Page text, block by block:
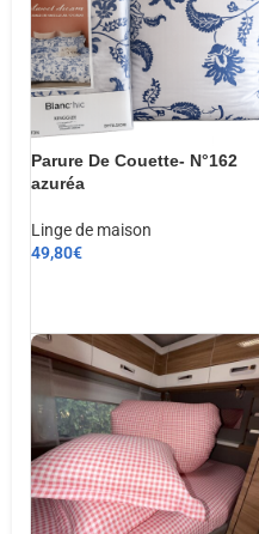
Parure De Couette- N°162
azuréa
Linge de maison
49,80€